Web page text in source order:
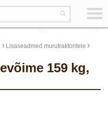
› Lisaseadmed murutraktoritele ›